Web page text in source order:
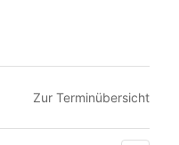
Zur Terminübersicht